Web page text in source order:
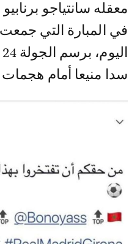
معقله سانتياجو
في المبارة التي
سدا منيعا أمام